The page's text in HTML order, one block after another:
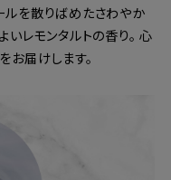
ルを散りばめたさわやか
いレモンタルトの香り。 心
お届けします。